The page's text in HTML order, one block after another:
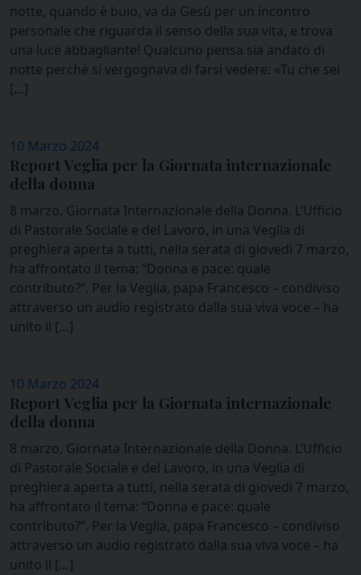
notte, quando è buio, va da Gesù per un incontro
personale che riguarda il senso della sua vita, e trova
una luce abbagliante! Qualcuno pensa sia andato di
notte perché si vergognava di farsi vedere: «Tu che sei
[…]
10 Marzo 2024
Report Veglia per la Giornata internazionale
della donna
8 marzo, Giornata Internazionale della Donna. L’Ufficio
di Pastorale Sociale e del Lavoro, in una Veglia di
preghiera aperta a tutti, nella serata di giovedì 7 marzo,
ha affrontato il tema: “Donna e pace: quale
contributo?”. Per la Veglia, papa Francesco – condiviso
attraverso un audio registrato dalla sua viva voce – ha
unito il […]
10 Marzo 2024
Report Veglia per la Giornata internazionale
della donna
8 marzo, Giornata Internazionale della Donna. L’Ufficio
di Pastorale Sociale e del Lavoro, in una Veglia di
preghiera aperta a tutti, nella serata di giovedì 7 marzo,
ha affrontato il tema: “Donna e pace: quale
contributo?”. Per la Veglia, papa Francesco – condiviso
attraverso un audio registrato dalla sua viva voce – ha
unito il […]